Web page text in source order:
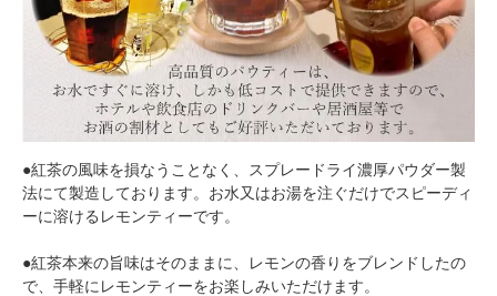
●紅茶の風味を損なうことなく、スプレードライ濃厚パウダー製
法にて製造しております。お水又はお湯を注ぐだけでスピーディ
ーに溶けるレモンティーです。
●紅茶本来の旨味はそのままに、レモンの香りをブレンドしたの
で、手軽にレモンティーをお楽しみいただけます。